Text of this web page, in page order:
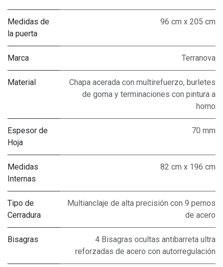
Medidas de
la puerta
96 cm x 205 cm
Marca Terranova
Material
Chapa acerada con multirefuerzo, burletes
de goma y terminaciones con pintura a
horno
Espesor de
Hoja
70 mm
Medidas
Internas
82 cm x 196 cm
Tipo de
Cerradura
Multianclaje de alta precisión con 9 pernos
de acero
Bisagras
4 Bisagras ocultas antibarreta ultra
reforzadas de acero con autorregulación